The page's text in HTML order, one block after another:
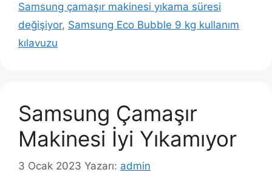
Samsung çamaşır makinesi yıkama süresi
değişiyor, Samsung Eco Bubble 9 kg kullanım
kılavuzu
Samsung Çamaşır
Makinesi İyi Yıkamıyor
3 Ocak 2023 Yazarı: admin